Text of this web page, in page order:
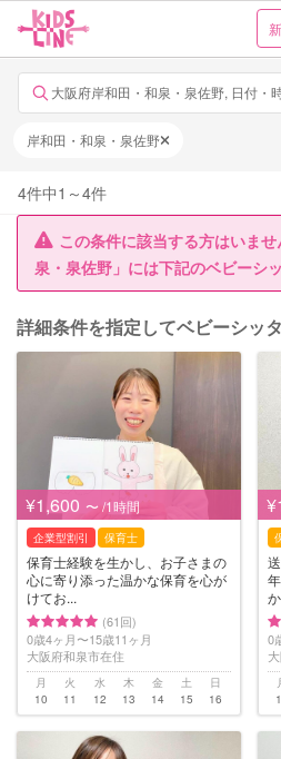
大阪府岸和田・和泉・泉佐野, 日付・
岸和田・和泉・泉佐野
4件中1 ～4件
この条件に該当する方はいま
泉・泉佐野」には下記のベビーシ
詳細条件を指定してベビーシッ
¥1,600 〜 /1時間
企業型割引 保育士
保育士経験を生かし、お子さまの
心に寄り添った温かな保育を心が
けてお...
(61回)
0歳4ヶ月〜15歳11ヶ月
大阪府和泉市在住
月
10
火
11
水
12
木
13
金
14
土
15
日
16
0